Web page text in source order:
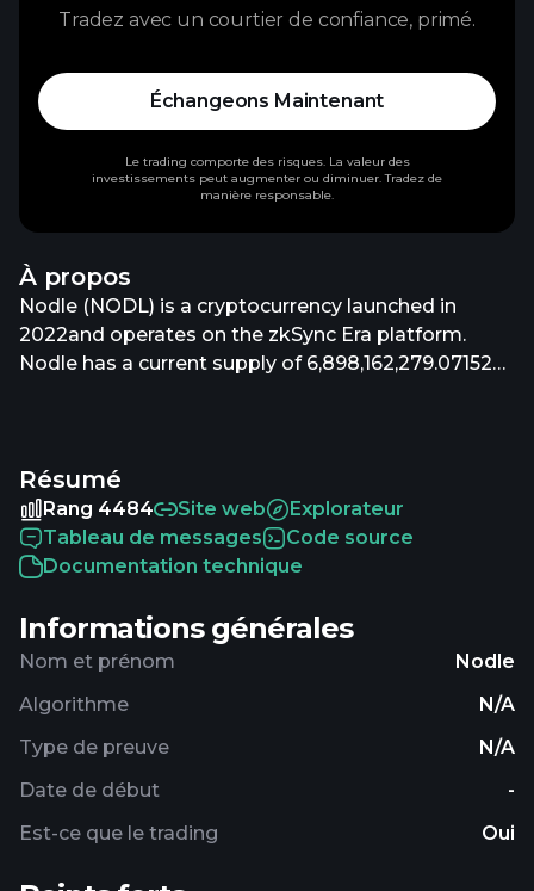
À propos
Nodle (NODL) is a cryptocurrency launched in
2022and operates on the zkSync Era platform.
Nodle has a current supply of 6,898,162,279.071522
11 active market(s) with $44,001.07 traded over the
last 24 hours. More information can be found at
https://www.nodle.com/.
Résumé
Rang 4484 Site web
Explorateur
Tableau de messages
Code source
Documentation technique
Informations générales
Nom et prénom
Nodle
Algorithme
N/A
Type de preuve
N/A
Date de début
-
Est-ce que le trading
Oui
Tradez avec un courtier de confiance, primé.
Échangeons Maintenant
Le trading comporte des risques. La valeur des
investissements peut augmenter ou diminuer. Tradez de
manière responsable.